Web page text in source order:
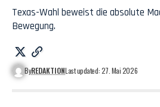
Texas-Wahl beweist die absolute
Bewegung.
ByREDAKTIONLast updated: 27. Mai 2026